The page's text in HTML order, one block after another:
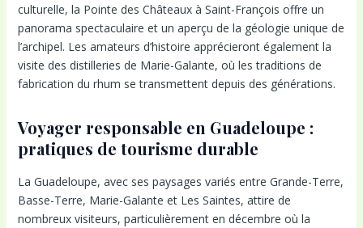
culturelle, la Pointe des Châteaux à Saint-François offre un
panorama spectaculaire et un aperçu de la géologie unique de
l’archipel. Les amateurs d’histoire apprécieront également la
visite des distilleries de Marie-Galante, où les traditions de
fabrication du rhum se transmettent depuis des générations.
Voyager responsable en Guadeloupe :
pratiques de tourisme durable
La Guadeloupe, avec ses paysages variés entre Grande-Terre,
Basse-Terre, Marie-Galante et Les Saintes, attire de
nombreux visiteurs, particulièrement en décembre où la